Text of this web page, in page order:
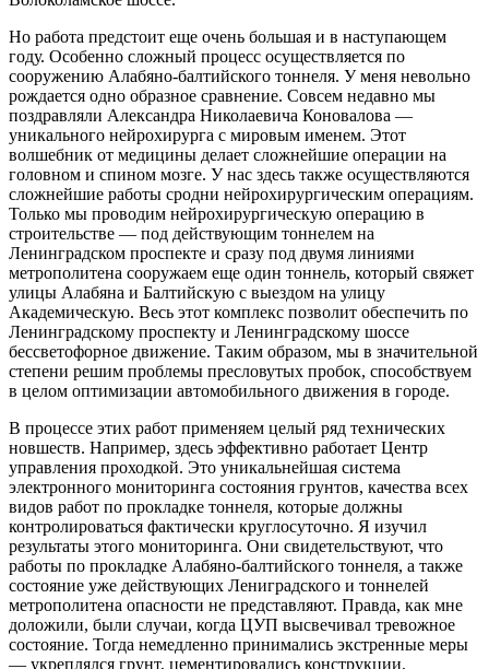
Но работа предстоит еще очень большая и в наступающем
году. Особенно сложный процесс осуществляется по
сооружению Алабяно-балтийского тоннеля. У меня невольно
рождается одно образное сравнение. Совсем недавно мы
поздравляли Александра Николаевича Коновалова —
уникального нейрохирурга с мировым именем. Этот
волшебник от медицины делает сложнейшие операции на
головном и спином мозге. У нас здесь также осуществляются
сложнейшие работы сродни нейрохирургическим операциям.
Только мы проводим нейрохирургическую операцию в
строительстве — под действующим тоннелем на
Ленинградском проспекте и сразу под двумя линиями
метрополитена сооружаем еще один тоннель, который свяжет
улицы Алабяна и Балтийскую с выездом на улицу
Академическую. Весь этот комплекс позволит обеспечить по
Ленинградскому проспекту и Ленинградскому шоссе
бессветофорное движение. Таким образом, мы в значительной
степени решим проблемы пресловутых пробок, способствуем
в целом оптимизации автомобильного движения в городе.
В процессе этих работ применяем целый ряд технических
новшеств. Например, здесь эффективно работает Центр
управления проходкой. Это уникальнейшая система
электронного мониторинга состояния грунтов, качества всех
видов работ по прокладке тоннеля, которые должны
контролироваться фактически круглосуточно. Я изучил
результаты этого мониторинга. Они свидетельствуют, что
работы по прокладке Алабяно-балтийского тоннеля, а также
состояние уже действующих Лениградского и тоннелей
метрополитена опасности не представляют. Правда, как мне
доложили, были случаи, когда ЦУП высвечивал тревожное
состояние. Тогда немедленно принимались экстренные меры
— укреплялся грунт, цементировались конструкции,